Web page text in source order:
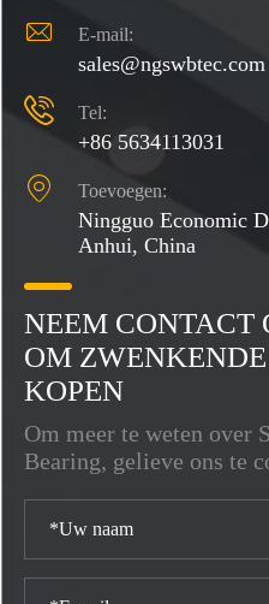
 E-mail:
sales@ngswbtec.com
 Tel:
+86 5634113031
 Toevoegen:
Ningguo Economic
Anhui, China
NEEM CONTACT
OM
KOPEN
Om meer te weten over
Bearing, gelieve ons te